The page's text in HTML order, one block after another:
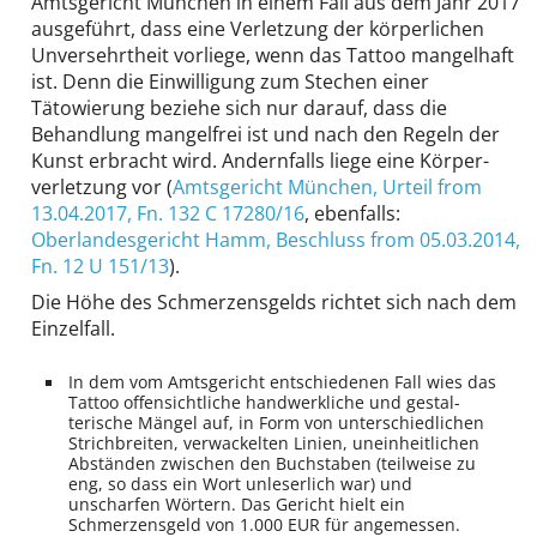
ausgeführt, dass eine Verletzung der körperlichen
Unversehrtheit vorliege, wenn das Tattoo mangelhaft
ist. Denn die Einwilligung zum Stechen einer
Tätowierung beziehe sich nur darauf, dass die
Behandlung mangelfrei ist und nach den Regeln der
Kunst erbracht wird. Andernfalls liege eine Körper­
verletzung vor (Amtsgericht München, Urteil from
13.04.2017, Fn. 132 C 17280/16, ebenfalls:
Oberlandesgericht Hamm, Beschluss from 05.03.2014,
Fn. 12 U 151/13).
Die Höhe des Schmerzens­gelds richtet sich nach dem
Einzelfall.
In dem vom Amtsgericht entschiedenen Fall wies das
Tattoo offensichtliche hand­werkliche und gestal­
terische Mängel auf, in Form von unterschiedlichen
Strich­breiten, ver­wackelten Linien, uneinheitlichen
Abständen zwischen den Buchstaben (teilweise zu
eng, so dass ein Wort unleserlich war) und
unscharfen Wörtern. Das Gericht hielt ein
Schmerzens­geld von 1.000 EUR für angemessen.